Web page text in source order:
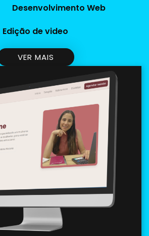
Desenvolvimento Web
Edição de video
VER MAIS